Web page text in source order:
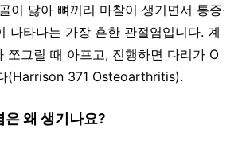
이 닳아 뼈끼리 마찰이 생기면서 통증·
나타나는 가장 흔한 관절염입니다. 계
쪼그릴 때 아프고, 진행하면 다리가 O
(Harrison 371 Osteoarthritis).
은 왜 생기나요?